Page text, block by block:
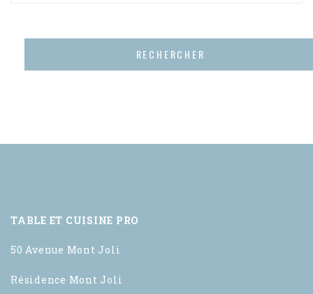
TABLE ET CUISINE PRO
50 Avenue Mont Joli
Résidence Mont Joli